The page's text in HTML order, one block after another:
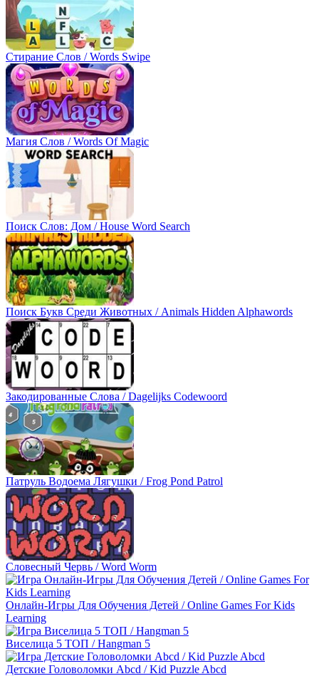
Стирание Слов / Words Swipe
Магия Слов / Words Of Magic
Поиск Слов: Дом / House Word Search
Поиск Букв Среди Животных / Animals Hidden Alphawords
Закодированные Слова / Dagelijks Codewoord
Патруль Водоема Лягушки / Frog Pond Patrol
Словесный Червь / Word Worm
Онлайн-Игры Для Обучения Детей / Online Games For Kids
Learning
Виселица 5 ТОП / Hangman 5
Детские Головоломки Abcd / Kid Puzzle Abcd